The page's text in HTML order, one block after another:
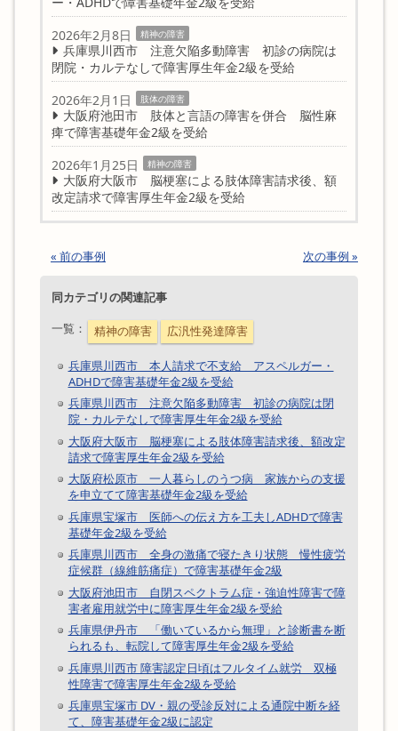
2026年2月8日
精神の障害
兵庫県川西市 注意欠陥多動障害 初診の病院は
閉院・カルテなしで障害厚生年金2級を受給
2026年2月1日
肢体の障害
大阪府池田市 肢体と言語の障害を併合 脳性麻
痺で障害基礎年金2級を受給
2026年1月25日
精神の障害
大阪府大阪市 脳梗塞による肢体障害請求後、額
改定請求で障害厚生年金2級を受給
« 前の事例 次の事例 »
同カテゴリの関連記事
一覧：
精神の障害 広汎性発達障害
兵庫県川西市 本人請求で不支給 アスペルガー・
ADHDで障害基礎年金2級を受給
兵庫県川西市 注意欠陥多動障害 初診の病院は閉
院・カルテなしで障害厚生年金2級を受給
大阪府大阪市 脳梗塞による肢体障害請求後、額改定
請求で障害厚生年金2級を受給
大阪府松原市 一人暮らしのうつ病 家族からの支援
を申立てて障害基礎年金2級を受給
兵庫県宝塚市 医師への伝え方を工夫しADHDで障害
基礎年金2級を受給
兵庫県川西市 全身の激痛で寝たきり状態 慢性疲労
症候群（線維筋痛症）で障害基礎年金2級
大阪府池田市 自閉スペクトラム症・強迫性障害で障
害者雇用就労中に障害厚生年金2級を受給
兵庫県伊丹市 「働いているから無理」と診断書を断
られるも、転院して障害厚生年金2級を受給
兵庫県川西市 障害認定日頃はフルタイム就労 双極
性障害で障害厚生年金2級を受給
兵庫県宝塚市 DV・親の受診反対による通院中断を経
て、障害基礎年金2級に認定